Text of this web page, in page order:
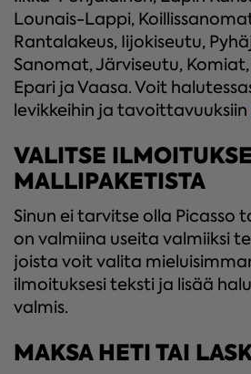
Lounais-Lappi,
Rantalakeus, Iijokiseutu,
Sanomat, Järviseutu,
Epari ja Vaasa. Voit
levikkeihin ja tavoittavuuksiin
VALITSE
MALLIPAKETISTA
Sinun ei tarvitse olla Picasso
on valmiina useita valmiiksi
joista voit valita
ilmoituksesi teksti ja lisää
valmis.
MAKSA HETI TAI